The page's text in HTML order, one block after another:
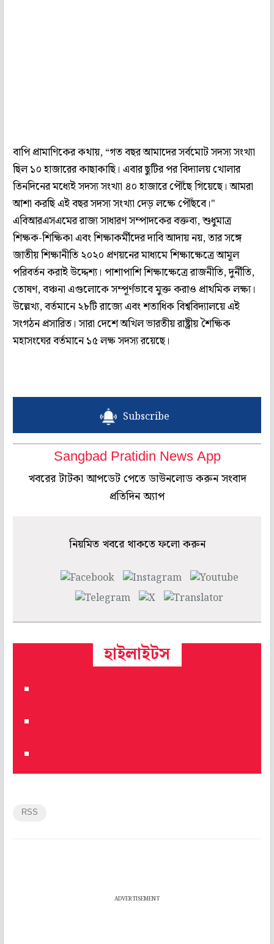
বাপি প্রামাণিকের কথায়, “গত বছর আমাদের সর্বমোট সদস্য সংখ্যা
ছিল ১০ হাজারের কাছাকাছি। এবার ছুটির পর বিদ্যালয় খোলার
তিনদিনের মধ্যেই সদস্য সংখ্যা ৪০ হাজারে পৌঁছে গিয়েছে। আমরা
আশা করছি এই বছর সদস্য সংখ্যা দেড় লক্ষে পৌঁছবে।"
এবিআরএসএমের রাজ্য সাধারণ সম্পাদকের বক্তব্য, শুধুমাত্র
শিক্ষক-শিক্ষিকা এবং শিক্ষাকর্মীদের দাবি আদায় নয়, তার সঙ্গে
জাতীয় শিক্ষানীতি ২০২০ প্রণয়নের মাধ্যমে শিক্ষাক্ষেত্রে আমূল
পরিবর্তন করাই উদ্দেশ্য। পাশাপাশি শিক্ষাক্ষেত্রে রাজনীতি, দুর্নীতি,
তোষণ, বঞ্চনা এগুলোকে সম্পূর্ণভাবে মুক্ত করাও প্রাথমিক লক্ষ্য।
উল্লেখ্য, বর্তমানে ২৮টি রাজ্যে এবং শতাধিক বিশ্ববিদ্যালয়ে এই
সংগঠন প্রসারিত। সারা দেশে অখিল ভারতীয় রাষ্ট্রীয় শৈক্ষিক
মহাসংঘের বর্তমানে ১৫ লক্ষ সদস্য রয়েছে।
Subscribe
Sangbad Pratidin News App
খবরের টাটকা আপডেট পেতে ডাউনলোড করুন সংবাদ
প্রতিদিন অ্যাপ
নিয়মিত খবরে থাকতে ফলো করুন
হাইলাইটস
RSS
ADVERTISEMENT